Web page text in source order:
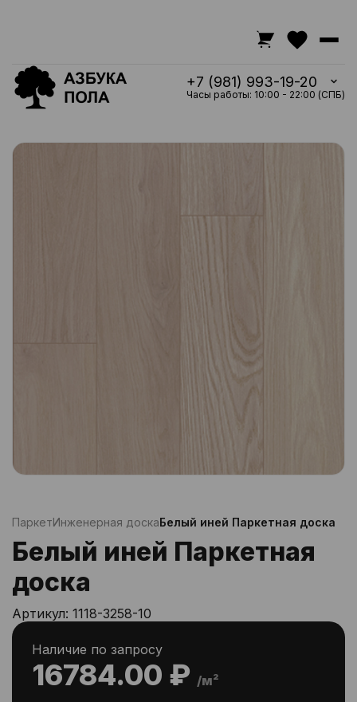
+7 (981) 993-19-20
Часы работы: 10:00 - 22:00 (СПБ)
ПаркетИнженерная доскаБелый иней Паркетная доска
Белый иней Паркетная
доска
Артикул: 1118-3258-10
16784.00 ₽ /м²
Наличие по запросу